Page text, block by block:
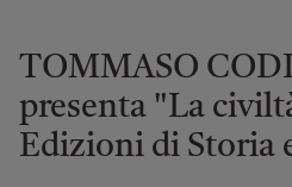
TOMMASO
presenta "La
Edizioni di Storia